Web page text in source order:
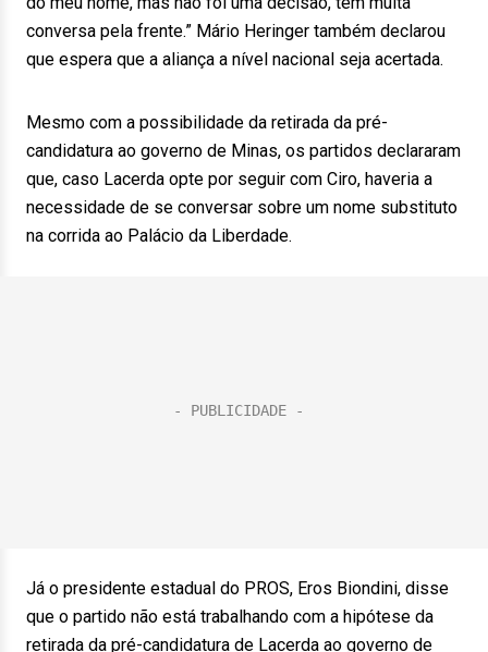
conversa pela frente.” Mário Heringer também declarou
que espera que a aliança a nível nacional seja acertada.
Mesmo com a possibilidade da retirada da pré-
candidatura ao governo de Minas, os partidos declararam
que, caso Lacerda opte por seguir com Ciro, haveria a
necessidade de se conversar sobre um nome substituto
na corrida ao Palácio da Liberdade.
Já o presidente estadual do PROS, Eros Biondini, disse
que o partido não está trabalhando com a hipótese da
retirada da pré-candidatura de Lacerda ao governo de